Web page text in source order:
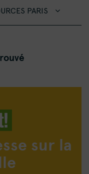
PARIS
sur la